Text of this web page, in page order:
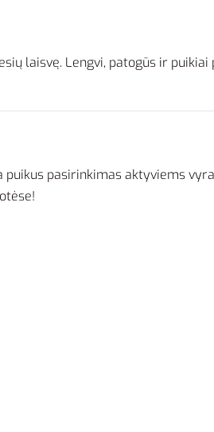
laisvę. Lengvi, patogūs ir
pasirinkimas aktyviems